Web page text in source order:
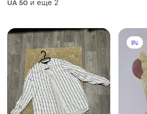
воротником,та зацепкой на
UA 50 и еще 2